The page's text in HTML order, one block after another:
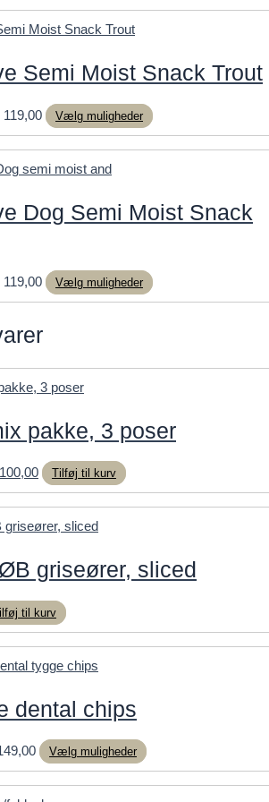
kr. 119,00
Mulighederne
vælges
på
Semi Moist Snack Trout
119,00Prisinterval:
kr. 33,00
kr. 119,00
Vælg muligheder
Dette
vare
Mulighederne
på
varesiden
Dog Semi Moist Snack
119,00Prisinterval:
kr. 33,00
Vælg muligheder
Dette
vare
vælges
på
pakke, 3 poser
100,00Den
aktuelle
er:
Tilføj til kurv
griseører, sliced
til kurv
dental chips
Prisinterval:
kr. 8,00
Vælg muligheder
Dette
vare